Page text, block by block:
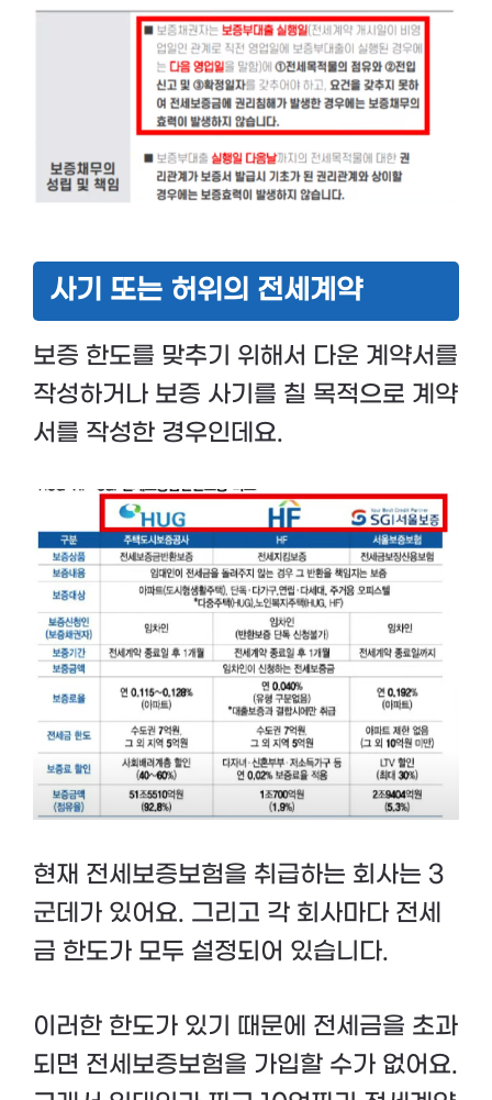
사기 또는 허위의 전세계약
보증 한도를 맞추기 위해서 다운 계약서를
작성하거나 보증 사기를 칠 목적으로 계약
서를 작성한 경우인데요.
현재 전세보증보험을 취급하는 회사는 3
군데가 있어요. 그리고 각 회사마다 전세
금 한도가 모두 설정되어 있습니다.
이러한 한도가 있기 때문에 전세금을 초과
되면 전세보증보험을 가입할 수가 없어요.